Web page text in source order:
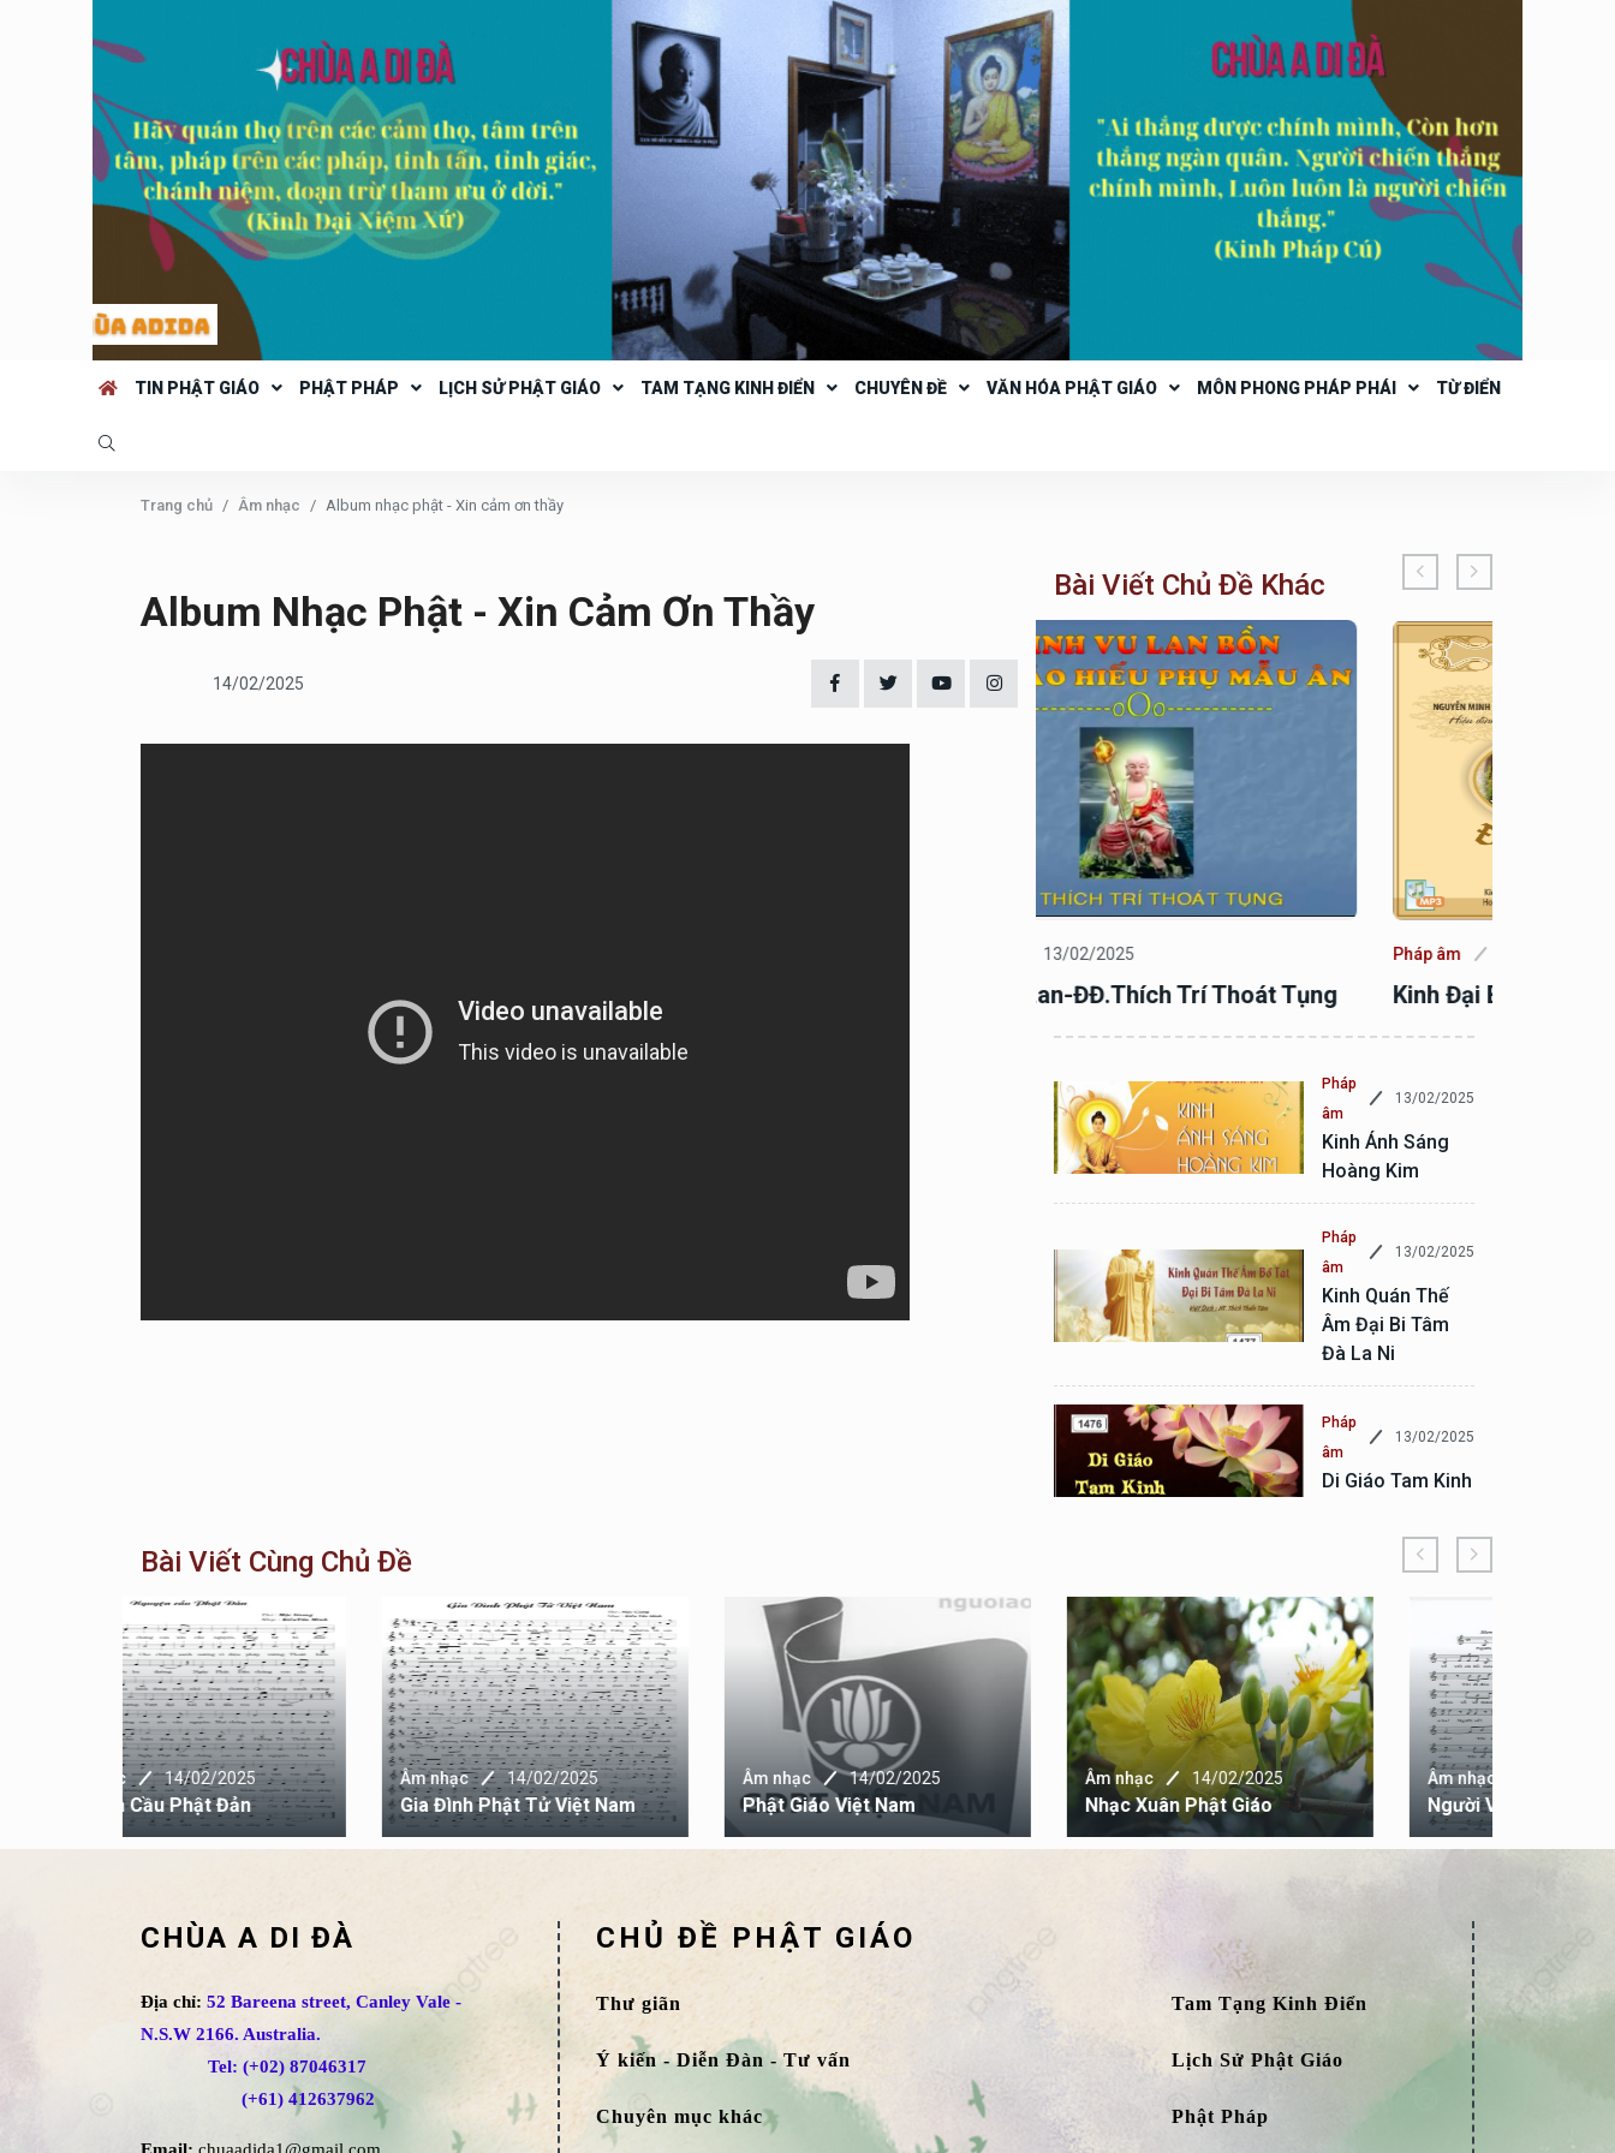
TIN PHẬT GIÁO PHẬT PHÁP LỊCH SỬ PHẬT GIÁO TAM TẠNG KINH ĐIỂN CHUYÊN ĐỀ VĂN HÓA PHẬT GIÁO MÔN PHONG PHÁP PHÁI TỪ ĐIỂN
Trang chủ Âm nhạc Album nhạc phật - Xin cảm ơn thầy
Album Nhạc Phật - Xin Cảm Ơn Thầy
14/02/2025
Bài Viết Chủ Đề Khác
Hóa Giải Lòng Oán Hận Sâu Nặng Kinh Vu Lan-ĐĐ.Thích Trí Thoát Tụng
Pháp âm
Kinh Đại Bát Niết Bàn
Pháp
âm
13/02/2025
Kinh Ánh Sáng
Hoàng Kim
Pháp
âm
13/02/2025
Kinh Quán Thế
Âm Đại Bi Tâm
Đà La Ni
Pháp
âm
13/02/2025
Di Giáo Tam Kinh
Bài Viết Cùng Chủ Đề
Âm nhạc 14/02/2025
Gia Đình Phật Tử Việt Nam
Âm nhạc 14/02/2025
Phật Giáo Việt Nam
Âm nhạc
Nhạc Xuân Phật Giáo
Âm nhạc 14/02/2025
Người Về Tôi Đi
CHÙA A DI ĐÀ
Địa chỉ: 52 Bareena street, Canley Vale -
N.S.W 2166. Australia.
Tel: (+02) 87046317
(+61) 412637962
Email: chuaadida1@gmail.com
CHỦ ĐỀ PHẬT GIÁO
Thư giãn
Ý kiến - Diễn Đàn - Tư vấn
Chuyên mục khác
Tam Tạng Kinh Điển
Lịch Sử Phật Giáo
Phật Pháp